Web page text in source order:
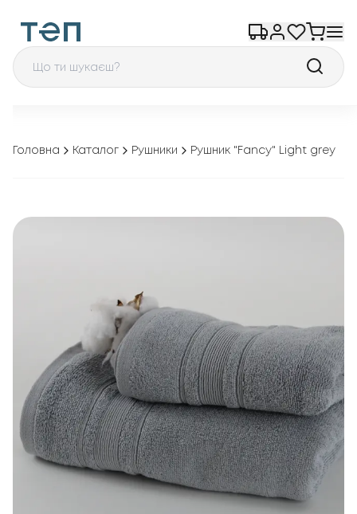
Головна Каталог Рушники Рушник "Fancy" Light grey